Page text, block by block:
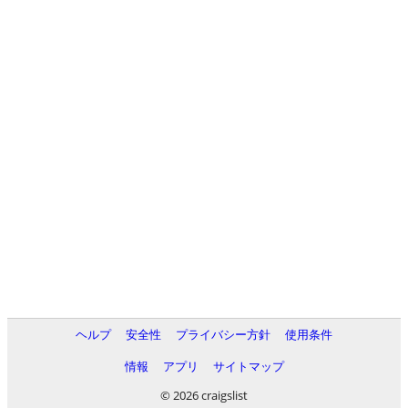
ヘルプ 安全性 プライバシー方針
使用条件
情報
アプリ
サイトマップ
© 2026 craigslist